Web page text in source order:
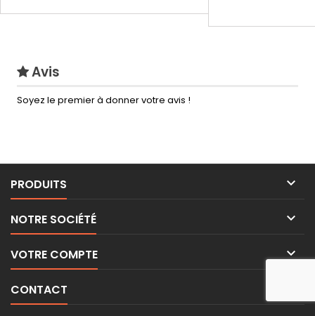
Avis
Soyez le premier à donner votre avis !
PRODUITS 
NOTRE SOCIÉTÉ 
VOTRE COMPTE 
CONTACT